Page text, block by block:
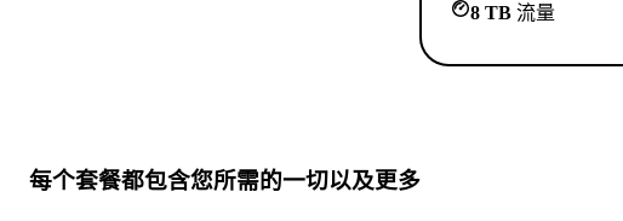
8 TB 流量
每个套餐都包含您所需的一切以及更多